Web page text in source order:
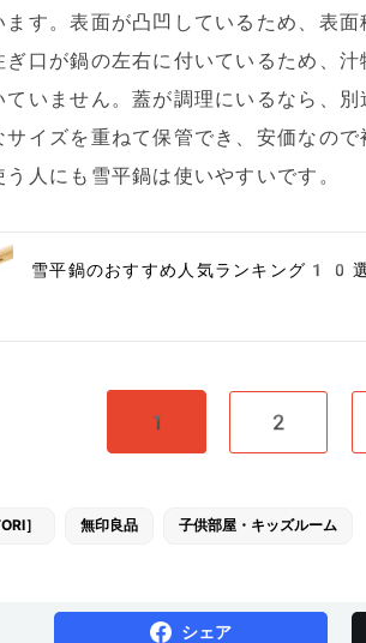
ます。表面が凸凹しているため、表
ぎ口が鍋の左右に付いているため、
ていません。蓋が調理にいるなら、
サイズを重ねて保管でき、安価なの
う人にも雪平鍋は使いやすいです。
雪平鍋のおすすめ人気ランキング10
1 2
］ 無印良品 子供部屋・キッズルーム
シェア